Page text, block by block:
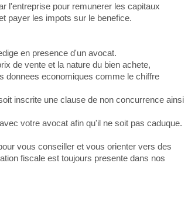
l'entreprise pour remunerer les capitaux
payer les impots sur le benefice.
en presence d'un avocat.
de vente et la nature du bien achete,
donnees economiques comme le chiffre
inscrite une clause de non concurrence ainsi
votre avocat afin qu'il ne soit pas caduque.
vous conseiller et vous orienter vers des
fiscale est toujours presente dans nos